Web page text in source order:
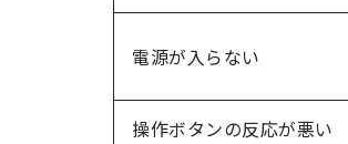
電源が入らない
操作ボタンの反応が悪い